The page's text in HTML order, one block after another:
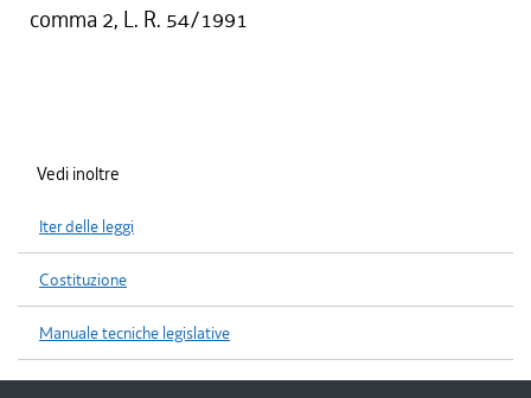
comma 2, L. R. 54/1991
Vedi inoltre
Iter delle leggi
Costituzione
Manuale tecniche legislative